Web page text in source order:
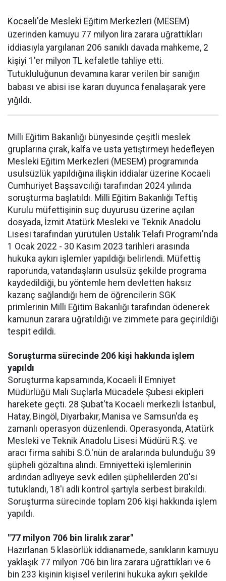
Kocaeli'de Mesleki Eğitim Merkezleri (MESEM)
üzerinden kamuyu 77 milyon lira zarara uğrattıkları
iddiasıyla yargılanan 206 sanıklı davada mahkeme, 2
kişiyi 1'er milyon TL kefaletle tahliye etti.
Tutukluluğunun devamına karar verilen bir sanığın
babası ve abisi ise kararı duyunca fenalaşarak yere
yığıldı.
Milli Eğitim Bakanlığı bünyesinde çeşitli meslek
gruplarına çırak, kalfa ve usta yetiştirmeyi hedefleyen
Mesleki Eğitim Merkezleri (MESEM) programında
usulsüzlük yapıldığına ilişkin iddialar üzerine Kocaeli
Cumhuriyet Başsavcılığı tarafından 2024 yılında
soruşturma başlatıldı. Milli Eğitim Bakanlığı Teftiş
Kurulu müfettişinin suç duyurusu üzerine açılan
dosyada, İzmit Atatürk Mesleki ve Teknik Anadolu
Lisesi tarafından yürütülen Ustalık Telafi Programı'nda
1 Ocak 2022 - 30 Kasım 2023 tarihleri arasında
hukuka aykırı işlemler yapıldığı belirlendi. Müfettiş
raporunda, vatandaşların usulsüz şekilde programa
kaydedildiği, bu yöntemle hem devletten haksız
kazanç sağlandığı hem de öğrencilerin SGK
primlerinin Milli Eğitim Bakanlığı tarafından ödenerek
kamunun zarara uğratıldığı ve zimmete para geçirildiği
tespit edildi.
Soruşturma sürecinde 206 kişi hakkında işlem
yapıldı
Soruşturma kapsamında, Kocaeli İl Emniyet
Müdürlüğü Mali Suçlarla Mücadele Şubesi ekipleri
harekete geçti. 28 Şubat'ta Kocaeli merkezli İstanbul,
Hatay, Bingöl, Diyarbakır, Manisa ve Samsun'da eş
zamanlı operasyon düzenlendi. Operasyonda, Atatürk
Mesleki ve Teknik Anadolu Lisesi Müdürü R.Ş. ve
aracı firma sahibi S.Ö.'nün de aralarında bulunduğu 39
şüpheli gözaltına alındı. Emniyetteki işlemlerinin
ardından adliyeye sevk edilen şüphelilerden 20'si
tutuklandı, 18'i adli kontrol şartıyla serbest bırakıldı.
Soruşturma sürecinde toplam 206 kişi hakkında işlem
yapıldı.
"77 milyon 706 bin liralık zarar"
Hazırlanan 5 klasörlük iddianamede, sanıkların kamuyu
yaklaşık 77 milyon 706 bin lira zarara uğrattıkları ve 6
bin 233 kişinin kişisel verilerini hukuka aykırı şekilde